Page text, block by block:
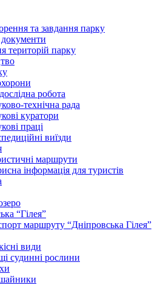
та завдання парку
територій парку
робота
технічна рада
куратори
праці
виїзди
маршрути
інформація для туристів
“Гілея”
маршруту “Дніпровська Гілея”
види
судинні рослини